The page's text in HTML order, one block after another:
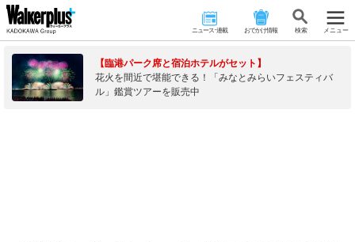
ニュース･連載 おでかけ情報 検 索 メニュー
【臨港パーク席と宿泊ホテルがセット】
花火を間近で堪能できる！「みなとみらいフェスティバ
ル」鑑賞ツアーを販売中